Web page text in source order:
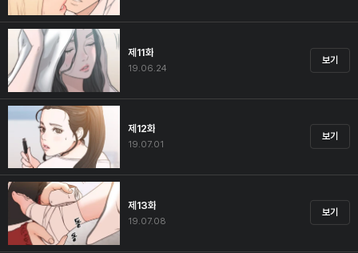
제11화
19.06.24
보기
제12화
19.07.01
보기
제13화
19.07.08
보기